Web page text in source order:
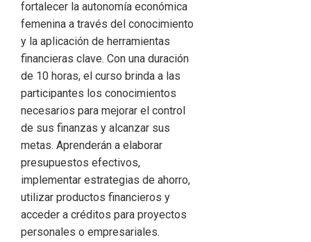
fortalecer la autonomía económica
femenina a través del conocimiento
y la aplicación de herramientas
financieras clave. Con una duración
de 10 horas, el curso brinda a las
participantes los conocimientos
necesarios para mejorar el control
de sus finanzas y alcanzar sus
metas. Aprenderán a elaborar
presupuestos efectivos,
implementar estrategias de ahorro,
utilizar productos financieros y
acceder a créditos para proyectos
personales o empresariales.